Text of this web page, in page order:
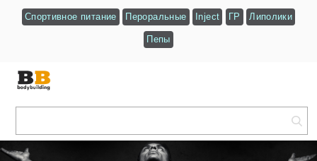
Спортивное питание Пероральные Inject ГР Липолики
Пепы